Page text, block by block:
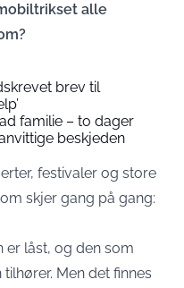
alle
brev til
familie – to dager
beskjeden
festivaler og store
skjer gang på gang:
er låst, og den som
Men det finnes